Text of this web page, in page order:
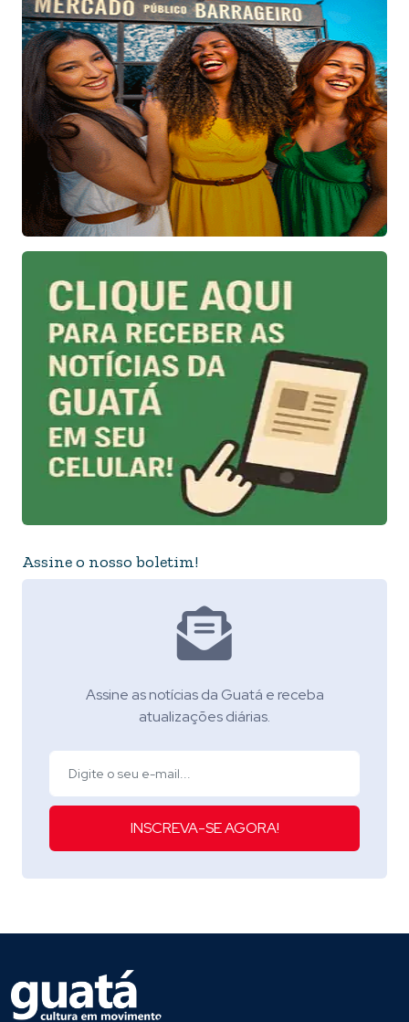
Assine o nosso boletim!
Assine as notícias da Guatá e receba
atualizações diárias.
INSCREVA-SE AGORA!